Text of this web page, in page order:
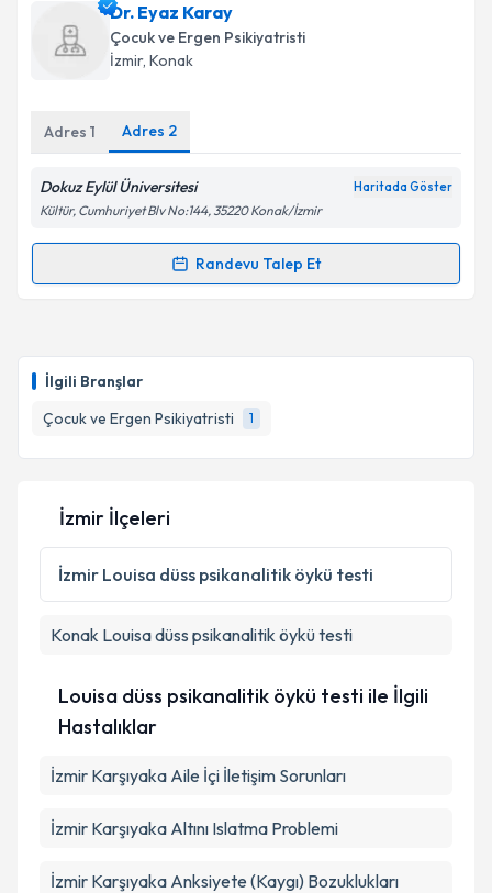
İlgili Branşlar
Çocuk ve Ergen Psikiyatristi
1
E-posta Adresiniz
Kişisel verilerimin işlenmesine ilişkin
Metni'ni okudum ve kişisel verilerimin belirtilen
kapsamda işlenmesini kabul ediyorum.
Takvim Talebini Gönder
Dr. Eyaz Karay
Çocuk ve Ergen Psikiyatristi
İzmir, Konak
Adres 1 Adres 2
Dokuz Eylül Üniversitesi Haritada Göster
Kültür, Cumhuriyet Blv No:144, 35220 Konak/İzmir
Randevu Talep Et
Randevu Takvimi Talebi
hazırlandığında e-posta ile bilgilendireceğiz.
Kişisel verilerimin işlenmesine ilişkinAydınlatma
Metni
'ni okudum ve kişisel verilerimin belirtilen
kapsamda işlenmesini kabul ediyorum.
İzmir İlçeleri
İzmir Louisa düss psikanalitik öykü testi
Konak Louisa düss psikanalitik öykü testi
Louisa düss psikanalitik öykü testi ile İlgili
Hastalıklar
İzmir Karşıyaka Aile İçi İletişim Sorunları
İzmir Karşıyaka Altını Islatma Problemi
İzmir Karşıyaka Anksiyete (Kaygı) Bozuklukları